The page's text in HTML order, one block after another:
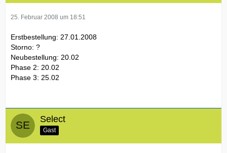
25. Februar 2008 um 18:51
Erstbestellung: 27.01.2008
Storno: ?
Neubestellung: 20.02
Phase 2: 20.02
Phase 3: 25.02
Select
Gast